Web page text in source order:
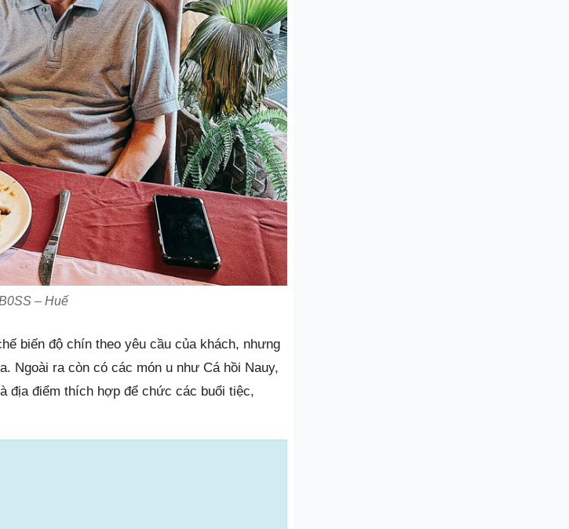
– Huế
biến độ chín theo yêu cầu của khách, nhưng
Ngoài ra còn có các món u như Cá hồi Nauy,
địa điểm thích hợp để chức các buổi tiệc,